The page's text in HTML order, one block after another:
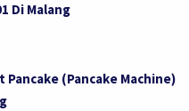
Di Malang
Pancake (Pancake Machine)